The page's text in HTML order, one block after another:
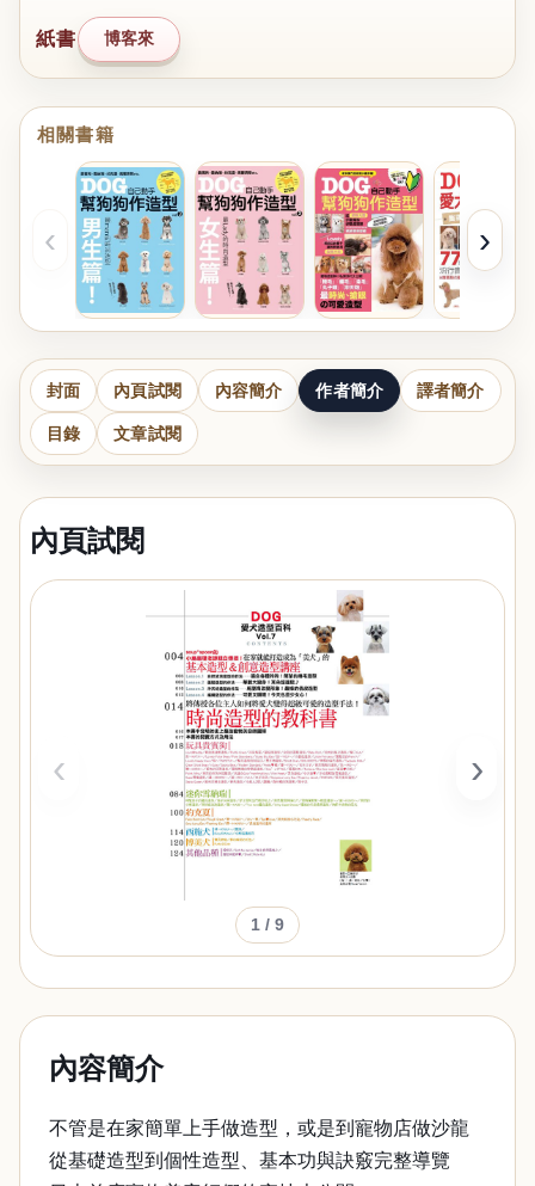
紙書 博客來
相關書籍
‹ ›
封面 內頁試閱 內容簡介 作者簡介 譯者簡介
目錄 文章試閱
內頁試閱
‹ ›
1 / 9
內容簡介
不管是在家簡單上手做造型，或是到寵物店做沙龍
從基礎造型到個性造型、基本功與訣竅完整導覽